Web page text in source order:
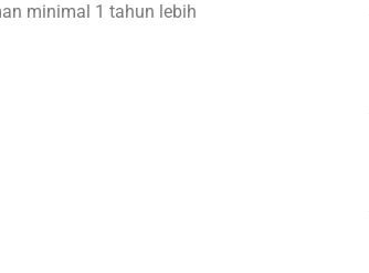
minimal 1 tahun lebih